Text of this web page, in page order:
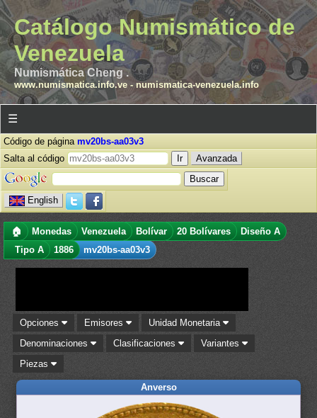
Catálogo Numismático de
Venezuela
Numismática Cheng .
www.numismatica.info.ve- numismatica-venezuela.info
☰
Código de página mv20bs-aa03v3
Salta al código
Avanzada
English
🏠 Monedas Venezuela Bolívar 20 Bolívares
Diseño A
Tipo A
1886 mv20bs-aa03v3
Opciones Emisores
Unidad Monetaria
Denominaciones
Clasificaciones
Variantes
Piezas
Anverso